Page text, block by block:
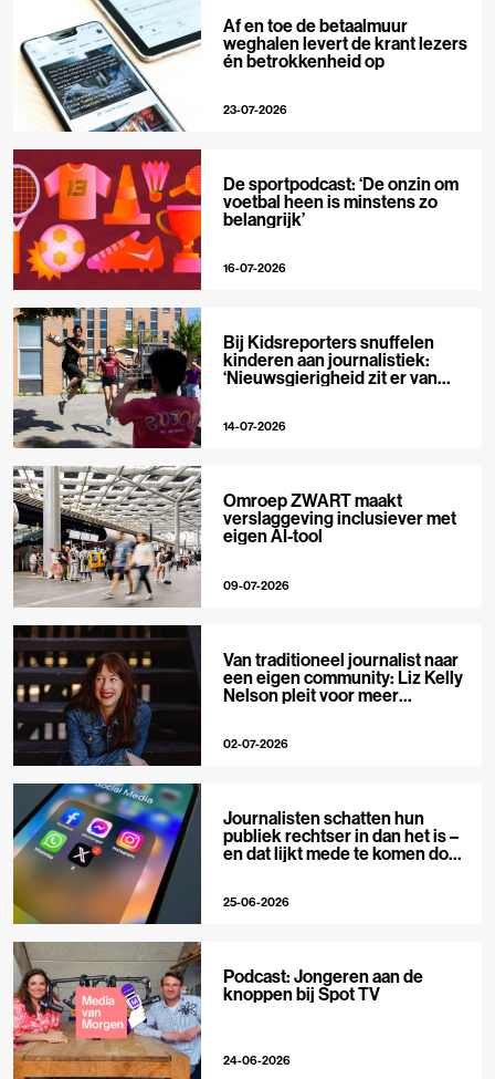
Af en toe de betaalmuur
weghalen levert de krant lezers
én betrokkenheid op
23-07-2026
De sportpodcast: ‘De onzin om
voetbal heen is minstens zo
belangrijk’
16-07-2026
Bij Kidsreporters snuffelen
kinderen aan journalistiek:
‘Nieuwsgierigheid zit er van
14-07-2026
Omroep ZWART maakt
verslaggeving inclusiever met
eigen AI-tool
09-07-2026
Van traditioneel journalist naar
een eigen community: Liz Kelly
Nelson pleit voor meer
02-07-2026
Journalisten schatten hun
publiek rechtser in dan het is –
en dat lijkt mede te komen door
25-06-2026
Podcast: Jongeren aan de
knoppen bij Spot TV
24-06-2026